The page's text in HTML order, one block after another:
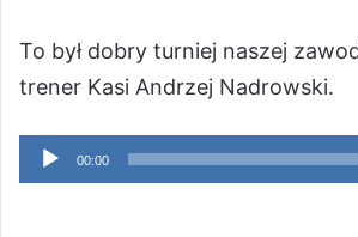
To był dobry turniej naszej
trener Kasi Andrzej Nadrowski.
Odtwarzacz
plików
00:00